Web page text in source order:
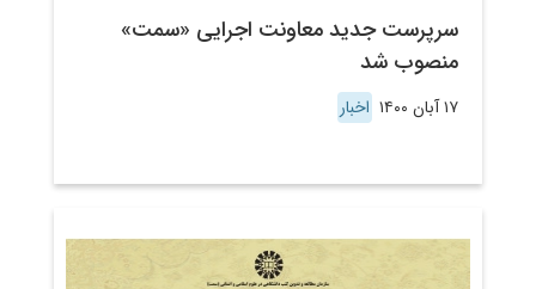
سرپرست جدید معاونت اجرایی «سمت»
منصوب شد
۱۷ آبان ۱۴۰۰ اخبار